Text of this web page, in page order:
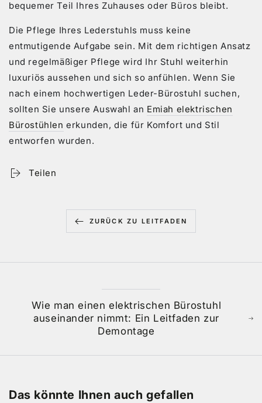
bequemer Teil Ihres Zuhauses oder Büros bleibt.
Die Pflege Ihres Lederstuhls muss keine
entmutigende Aufgabe sein. Mit dem richtigen Ansatz
und regelmäßiger Pflege wird Ihr Stuhl weiterhin
luxuriös aussehen und sich so anfühlen. Wenn Sie
nach einem hochwertigen Leder-Bürostuhl suchen,
sollten Sie unsere Auswahl an Emiah elektrischen
Bürostühlen erkunden, die für Komfort und Stil
entworfen wurden.
Teilen
ZURÜCK ZU LEITFADEN
Wie man einen elektrischen Bürostuhl
auseinander nimmt: Ein Leitfaden zur
Demontage
Das könnte Ihnen auch gefallen